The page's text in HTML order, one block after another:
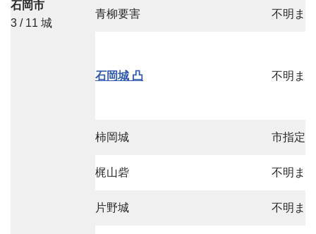
石岡市
3 / 11 城
青柳要害 不明ま
石岡城 凸 不明ま
柿岡城 市指定
梶山砦 不明ま
片野城 不明ま